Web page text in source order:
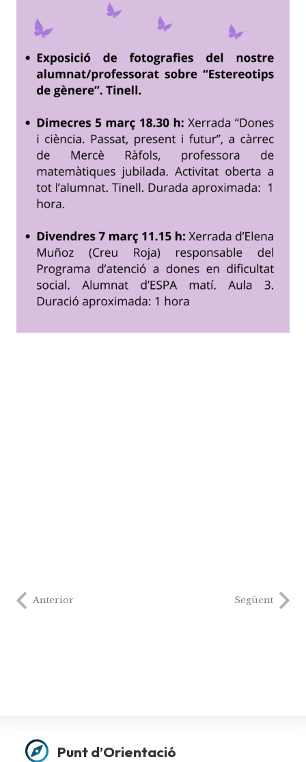
Anterior Següent
Punt d’Orientació